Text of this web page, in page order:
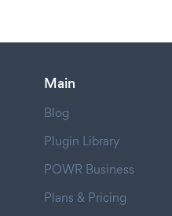
Main
Blog
Plugin Library
POWR Business
Plans & Pricing